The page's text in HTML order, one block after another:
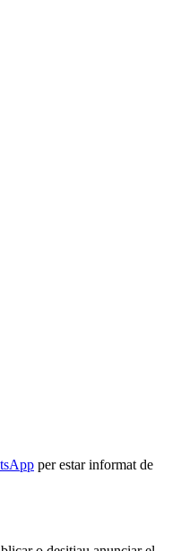
per estar informat de